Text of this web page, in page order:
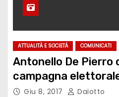
ATTUALITÀ E SOCIETÀ COMUNICATI
Antonello De Pierro
campagna
Giu 8, 2017 Daiotto